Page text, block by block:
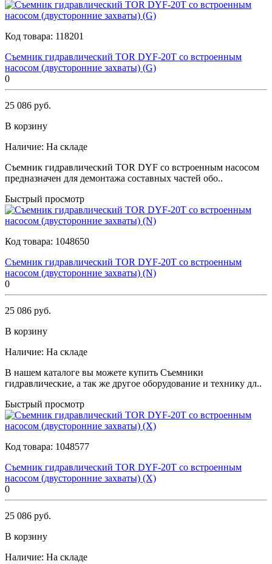
Код товара: 118201
Съемник гидравлический TOR DYF-20T со встроенным
насосом (двусторонние захваты) (G)
0
25 086 руб.
В корзину
Наличие: На складе
Съемник гидравлический TOR DYF со встроенным насосом
предназначен для демонтажа составных частей обо..
Быстрый просмотр
Код товара: 1048650
Съемник гидравлический TOR DYF-20T со встроенным
насосом (двусторонние захваты) (N)
0
25 086 руб.
В корзину
Наличие: На складе
В нашем каталоге вы можете купить Съемники
гидравлические, а так же другое оборудование и технику дл..
Быстрый просмотр
Код товара: 1048577
Съемник гидравлический TOR DYF-20T со встроенным
насосом (двусторонние захваты) (X)
0
25 086 руб.
В корзину
Наличие: На складе